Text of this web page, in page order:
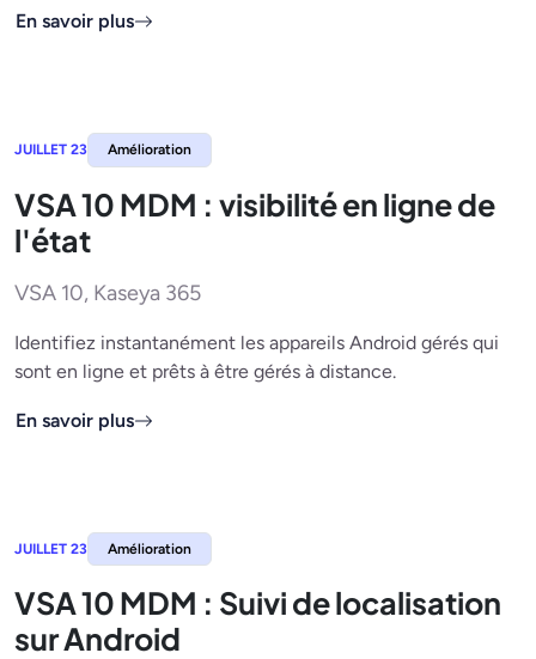
En savoir plus
JUILLET 23 Amélioration
VSA 10 MDM : visibilité en ligne de
l'état
VSA 10, Kaseya 365
Identifiez instantanément les appareils Android gérés qui
sont en ligne et prêts à être gérés à distance.
En savoir plus
JUILLET 23 Amélioration
VSA 10 MDM : Suivi de localisation
sur Android